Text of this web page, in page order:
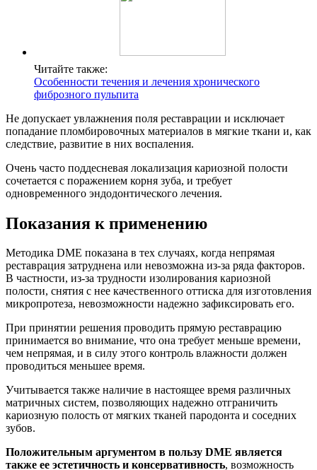
Читайте также:
Особенности течения и лечения хронического
фиброзного пульпита
Не допускает увлажнения поля реставрации и исключает
попадание пломбировочных материалов в мягкие ткани и, как
следствие, развитие в них воспаления.
Очень часто поддесневая локализация кариозной полости
сочетается с поражением корня зуба, и требует
одновременного эндодонтического лечения.
Показания к применению
Методика DME показана в тех случаях, когда непрямая
реставрация затруднена или невозможна из-за ряда факторов.
В частности, из-за трудности изолирования кариозной
полости, снятия с нее качественного оттиска для изготовления
микропротеза, невозможности надежно зафиксировать его.
При принятии решения проводить прямую реставрацию
принимается во внимание, что она требует меньше времени,
чем непрямая, и в силу этого контроль влажности должен
проводиться меньшее время.
Учитывается также наличие в настоящее время различных
матричных систем, позволяющих надежно отграничить
кариозную полость от мягких тканей пародонта и соседних
зубов.
Положительным аргументом в пользу DME является
также ее эстетичность и консервативность, возможность